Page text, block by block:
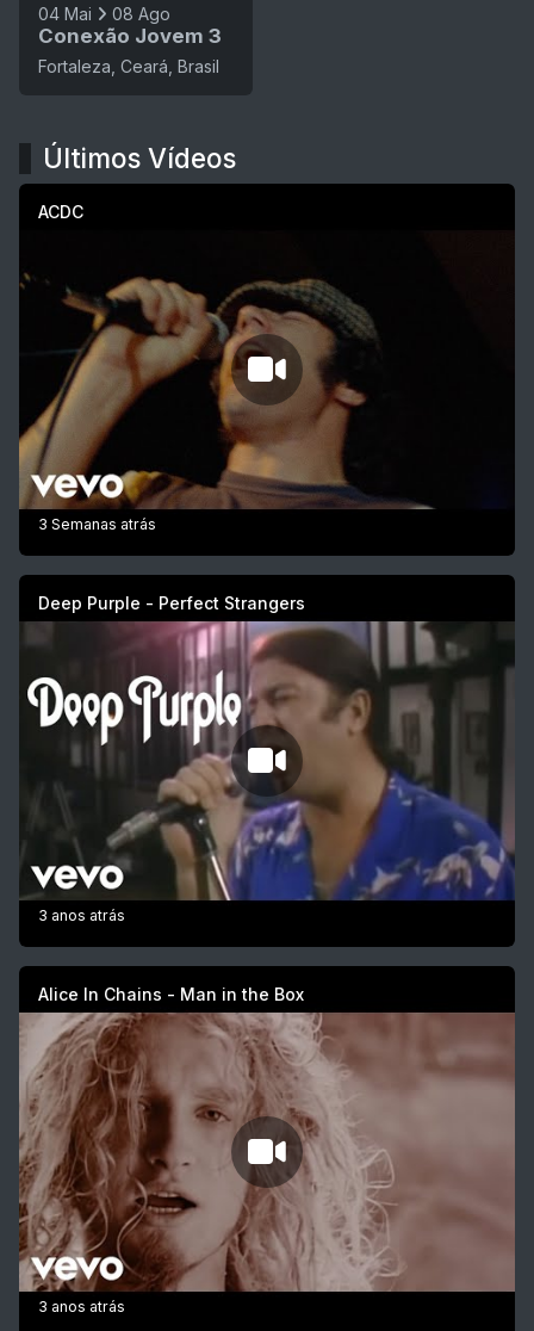
04 Mai 08 Ago
Conexão Jovem 3
Fortaleza, Ceará, Brasil
Últimos Vídeos
ACDC
3 Semanas atrás
Deep Purple - Perfect Strangers
3 anos atrás
Alice In Chains - Man in the Box
3 anos atrás